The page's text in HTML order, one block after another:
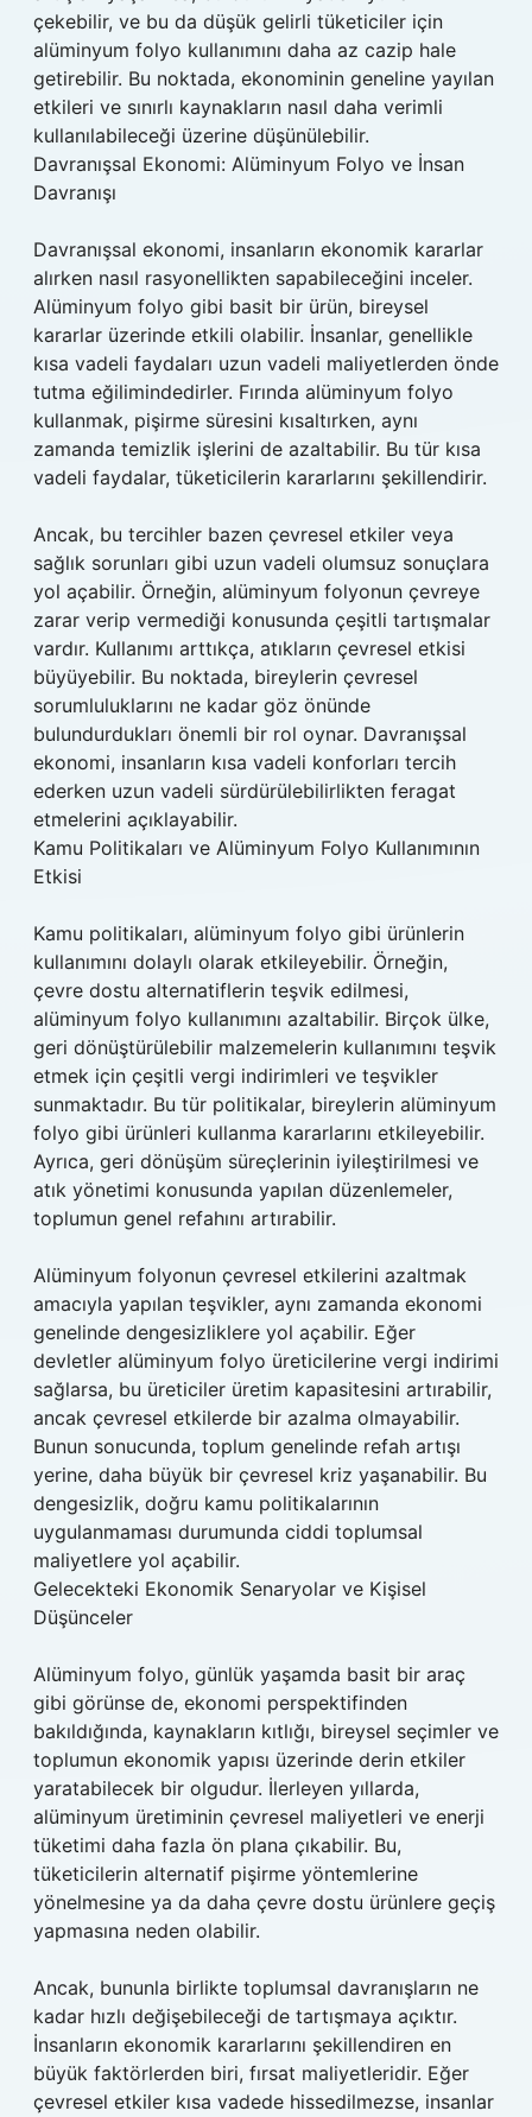
çekebilir, ve bu da düşük gelirli tüketiciler için
alüminyum folyo kullanımını daha az cazip hale
getirebilir. Bu noktada, ekonominin geneline yayılan
etkileri ve sınırlı kaynakların nasıl daha verimli
kullanılabileceği üzerine düşünülebilir.
Davranışsal Ekonomi: Alüminyum Folyo ve İnsan
Davranışı
Davranışsal ekonomi, insanların ekonomik kararlar
alırken nasıl rasyonellikten sapabileceğini inceler.
Alüminyum folyo gibi basit bir ürün, bireysel
kararlar üzerinde etkili olabilir. İnsanlar, genellikle
kısa vadeli faydaları uzun vadeli maliyetlerden önde
tutma eğilimindedirler. Fırında alüminyum folyo
kullanmak, pişirme süresini kısaltırken, aynı
zamanda temizlik işlerini de azaltabilir. Bu tür kısa
vadeli faydalar, tüketicilerin kararlarını şekillendirir.
Ancak, bu tercihler bazen çevresel etkiler veya
sağlık sorunları gibi uzun vadeli olumsuz sonuçlara
yol açabilir. Örneğin, alüminyum folyonun çevreye
zarar verip vermediği konusunda çeşitli tartışmalar
vardır. Kullanımı arttıkça, atıkların çevresel etkisi
büyüyebilir. Bu noktada, bireylerin çevresel
sorumluluklarını ne kadar göz önünde
bulundurdukları önemli bir rol oynar. Davranışsal
ekonomi, insanların kısa vadeli konforları tercih
ederken uzun vadeli sürdürülebilirlikten feragat
etmelerini açıklayabilir.
Kamu Politikaları ve Alüminyum Folyo Kullanımının
Etkisi
Kamu politikaları, alüminyum folyo gibi ürünlerin
kullanımını dolaylı olarak etkileyebilir. Örneğin,
çevre dostu alternatiflerin teşvik edilmesi,
alüminyum folyo kullanımını azaltabilir. Birçok ülke,
geri dönüştürülebilir malzemelerin kullanımını teşvik
etmek için çeşitli vergi indirimleri ve teşvikler
sunmaktadır. Bu tür politikalar, bireylerin alüminyum
folyo gibi ürünleri kullanma kararlarını etkileyebilir.
Ayrıca, geri dönüşüm süreçlerinin iyileştirilmesi ve
atık yönetimi konusunda yapılan düzenlemeler,
toplumun genel refahını artırabilir.
Alüminyum folyonun çevresel etkilerini azaltmak
amacıyla yapılan teşvikler, aynı zamanda ekonomi
genelinde dengesizliklere yol açabilir. Eğer
devletler alüminyum folyo üreticilerine vergi indirimi
sağlarsa, bu üreticiler üretim kapasitesini artırabilir,
ancak çevresel etkilerde bir azalma olmayabilir.
Bunun sonucunda, toplum genelinde refah artışı
yerine, daha büyük bir çevresel kriz yaşanabilir. Bu
dengesizlik, doğru kamu politikalarının
uygulanmaması durumunda ciddi toplumsal
maliyetlere yol açabilir.
Gelecekteki Ekonomik Senaryolar ve Kişisel
Düşünceler
Alüminyum folyo, günlük yaşamda basit bir araç
gibi görünse de, ekonomi perspektifinden
bakıldığında, kaynakların kıtlığı, bireysel seçimler ve
toplumun ekonomik yapısı üzerinde derin etkiler
yaratabilecek bir olgudur. İlerleyen yıllarda,
alüminyum üretiminin çevresel maliyetleri ve enerji
tüketimi daha fazla ön plana çıkabilir. Bu,
tüketicilerin alternatif pişirme yöntemlerine
yönelmesine ya da daha çevre dostu ürünlere geçiş
yapmasına neden olabilir.
Ancak, bununla birlikte toplumsal davranışların ne
kadar hızlı değişebileceği de tartışmaya açıktır.
İnsanların ekonomik kararlarını şekillendiren en
büyük faktörlerden biri, fırsat maliyetleridir. Eğer
çevresel etkiler kısa vadede hissedilmezse, insanlar